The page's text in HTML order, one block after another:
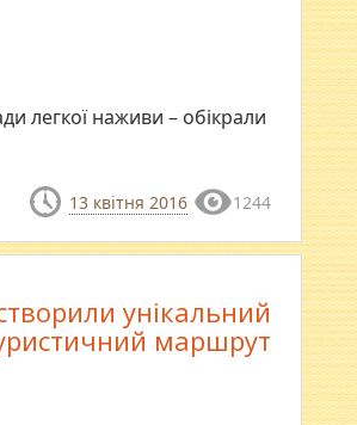
легкої наживи – обікрали
13 квітня 2016 1244
унікальний
маршрут